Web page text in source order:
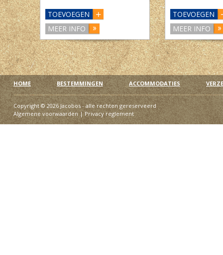
TOEVOEGEN
MEER INFO
TOEVOEGEN
MEER INFO
HOME BESTEMMINGEN ACCOMMODATIES
Copyright © 2026 Jacobos - alle rechten gereserveerd
Algemene voorwaarden|Privacy reglement